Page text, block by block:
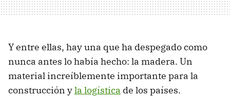
Y entre ellas, hay una que ha despegado como
nunca antes lo había hecho: la madera. Un
material increíblemente importante para la
construcción yla logística de los países.